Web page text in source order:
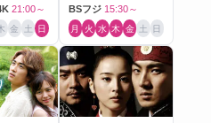
21:00～
金 土 日
BSフジ 15:30～
月 火 水 木 金 土 日